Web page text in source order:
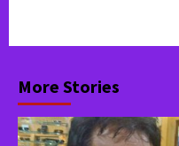
More Stories